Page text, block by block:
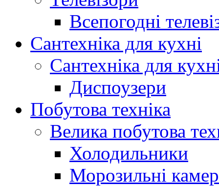
Всепогодні
Сантехніка для кухні
Сантехніка для
Диспоузери
Побутова техніка
Велика побутова
Холодильники
Морозильні